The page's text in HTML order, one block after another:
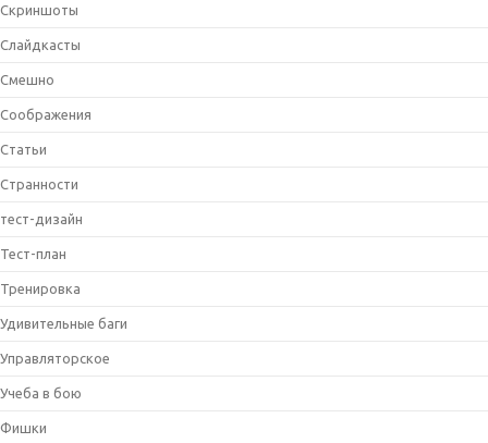
Скриншоты
Слайдкасты
Смешно
Соображения
Статьи
Странности
тест-дизайн
Тест-план
Тренировка
Удивительные баги
Управляторское
Учеба в бою
Фишки